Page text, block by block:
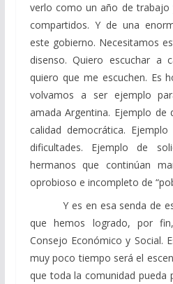
verlo como un año de trabajo
compartidos. Y de una
este gobierno. Necesitamos
disenso. Quiero escuchar a
quiero que me escuchen. Es
volvamos a ser ejemplo
amada Argentina. Ejemplo de
calidad democrática.
dificultades. Ejemplo de
hermanos que continúan
oprobioso e incompleto de
Y es en esa senda de
que hemos logrado, por
Consejo Económico y Social.
muy poco tiempo será el
que toda la comunidad pueda